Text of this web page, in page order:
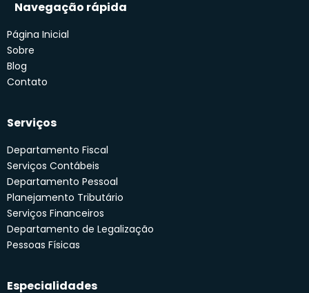
Navegação rápida
Página Inicial
Sobre
Blog
Contato
Serviços
Departamento Fiscal
Serviços Contábeis
Departamento Pessoal
Planejamento Tributário
Serviços Financeiros
Departamento de Legalização
Pessoas Físicas
Especialidades